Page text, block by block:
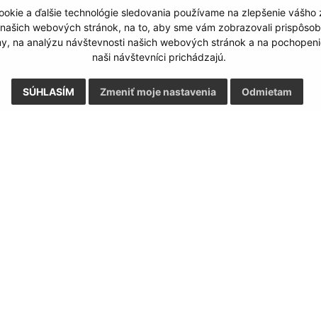
a ďalšie technológie sledovania používame na zlepšenie vášho
webových stránok, na to, aby sme vám zobrazovali
na analýzu návštevnosti našich webových stránok a na
naši návštevníci prichádzajú.
SÚHLASÍM Odmietam
Zmeniť moje nastavenia
Google reCaptcha Response
Odoslať správu